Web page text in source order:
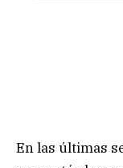
En las últimas